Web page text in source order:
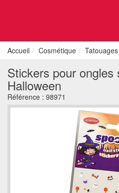
Accueil Cosmétique Tatouages
Stickers pour
Halloween
Référence : 98971